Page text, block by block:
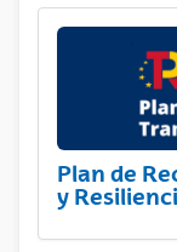
Plan de
y